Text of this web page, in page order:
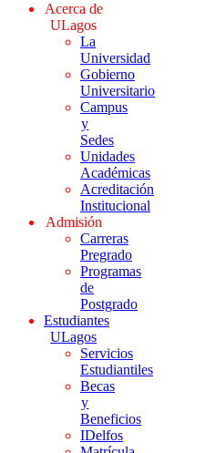
Acerca de
ULagos
La
Universidad
Gobierno
Universitario
Campus
y
Sedes
Unidades
Académicas
Acreditación
Institucional
Admisión
Carreras
Pregrado
Programas
de
Postgrado
Estudiantes
ULagos
Servicios
Estudiantiles
Becas
y
Beneficios
IDelfos